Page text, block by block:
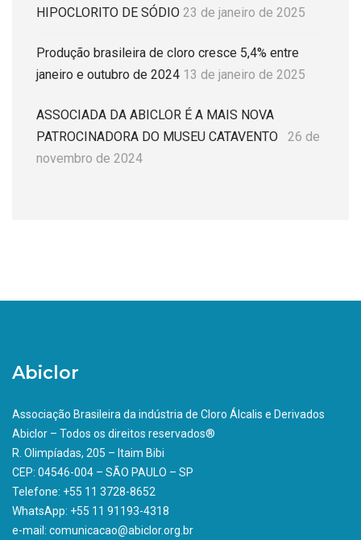
HIPOCLORITO DE SÓDIO 23 de janeiro de 2025
Produção brasileira de cloro cresce 5,4% entre
janeiro e outubro de 2024 13 de janeiro de 2025
ASSOCIADA DA ABICLOR É A MAIS NOVA
PATROCINADORA DO MUSEU CATAVENTO
26 de
novembro de 2024
Abiclor
Associação Brasileira da indústria de Cloro Álcalis e Derivados
Abiclor – Todos os direitos reservados®
R. Olimpíadas, 205 – Itaim Bibi
CEP: 04546-004 – SÃO PAULO – SP
Telefone: +55 11 3728-8652
WhatsApp: +55 11 91193-4318
e-mail: comunicacao@abiclor.org.br